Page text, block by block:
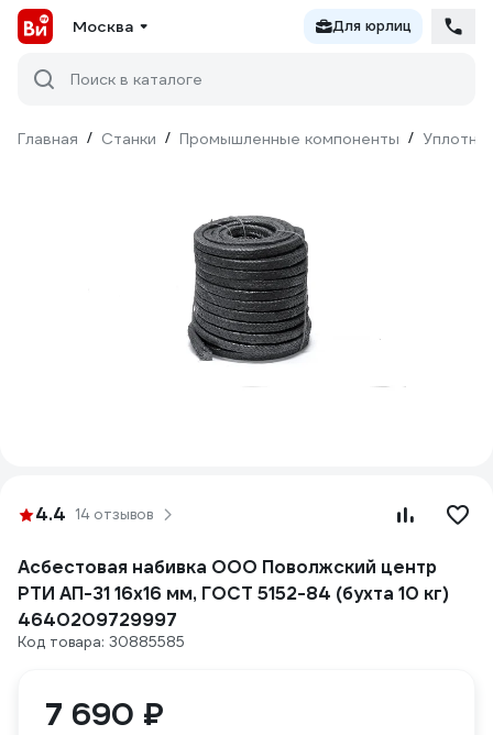
Москва Для юрлиц
Поиск в каталоге
Главная / Станки / Промышленные компоненты /
4.4 14 отзывов
Асбестовая набивка ООО Поволжский центр
РТИ АП-31 16x16 мм, ГОСТ 5152-84 (бухта 10 кг)
4640209729997
Код товара: 30885585
7 690 ₽